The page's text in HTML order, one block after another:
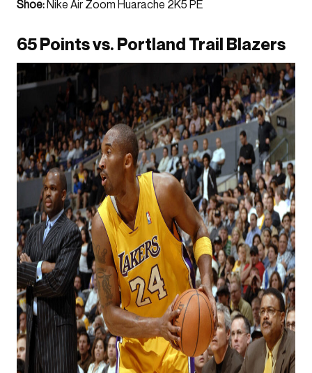
Shoe:Nike Air Zoom Huarache 2K5 PE
65 Points vs. Portland Trail Blazers